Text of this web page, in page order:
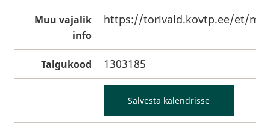
Muu vajalik
info
https://torivald.kovtp.ee/et/
Talgukood 1303185
Salvesta kalendrisse